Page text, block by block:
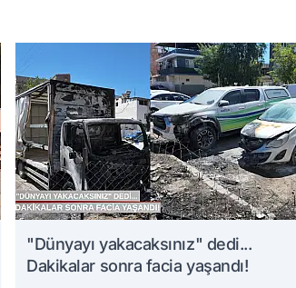
"Dünyayı yakacaksınız" dedi...
Dakikalar sonra facia yaşandı!